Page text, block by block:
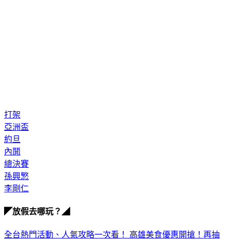
亞洲盃
約旦
內鬨
總決賽
孫興慜
李剛仁
萬元住宿券下載食尚玩家APP！免費領取優惠券